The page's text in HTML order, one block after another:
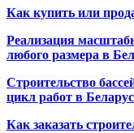
Как купить или
Реализация
любого размера в
Строительство
цикл работ в
Как заказать